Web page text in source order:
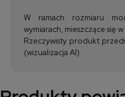
W ramach rozmiaru
wymiarach, mieszczące się
Rzeczywisty produkt
(wizualizacja AI)